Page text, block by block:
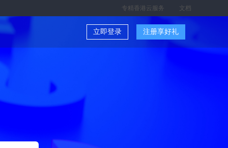
专精香港云服务 文档
立即登录 注册享好礼